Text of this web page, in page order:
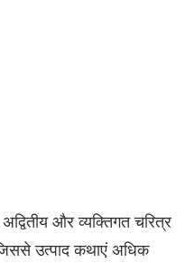
और व्यक्तिगत चरित्र
उत्पाद कथाएं अधिक